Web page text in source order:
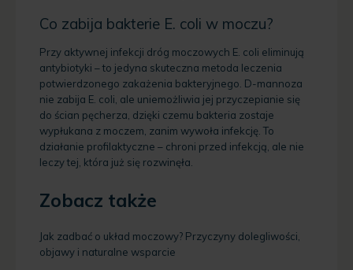
Co zabija bakterie E. coli w moczu?
Przy aktywnej infekcji dróg moczowych E. coli eliminują
antybiotyki – to jedyna skuteczna metoda leczenia
potwierdzonego zakażenia bakteryjnego. D-mannoza
nie zabija E. coli, ale uniemożliwia jej przyczepianie się
do ścian pęcherza, dzięki czemu bakteria zostaje
wypłukana z moczem, zanim wywoła infekcję. To
działanie profilaktyczne – chroni przed infekcją, ale nie
leczy tej, która już się rozwinęła.
Zobacz także
Jak zadbać o układ moczowy? Przyczyny dolegliwości,
objawy i naturalne wsparcie